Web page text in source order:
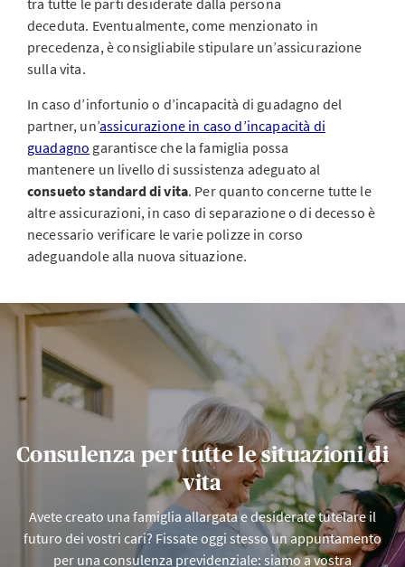
tra tutte le parti desiderate dalla persona
deceduta. Eventualmente, come menzionato in
precedenza, è consigliabile stipulare un’assicurazione
sulla vita.
In caso d’infortunio o d’incapacità di guadagno del
partner, un’assicurazione in caso d’incapacità di
guadagno garantisce che la famiglia possa
mantenere un livello di sussistenza adeguato al
consueto standard di vita. Per quanto concerne tutte le
altre assicurazioni, in caso di separazione o di decesso è
necessario verificare le varie polizze in corso
adeguandole alla nuova situazione.
Consulenza per tutte le situazioni di
vita
Avete creato una famiglia allargata e desiderate tutelare il
futuro dei vostri cari? Fissate oggi stesso un appuntamento
per una consulenza previdenziale: siamo a vostra